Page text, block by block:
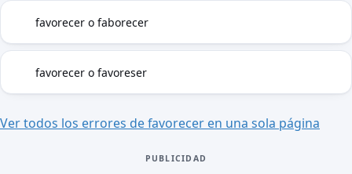
favorecer o faborecer
favorecer o favoreser
Ver todos los errores de favorecer en una sola página
PUBLICIDAD